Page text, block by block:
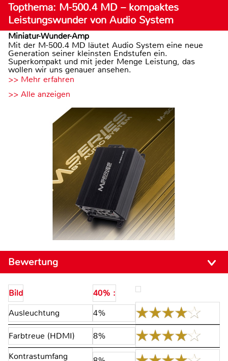
Topthema: M-500.4 MD – kompaktes
Leistungswunder von Audio System
Miniatur-Wunder-Amp
Mit der M-500.4 MD läutet Audio System eine neue
Generation seiner kleinsten Endstufen ein.
Superkompakt und mit jeder Menge Leistung, das
wollen wir uns genauer ansehen.
>> Mehr erfahren
>> Alle anzeigen
Bewertung
Bild
40% :
Ausleuchtung
4%
Farbtreue (HDMI)
8%
Kontrastumfang